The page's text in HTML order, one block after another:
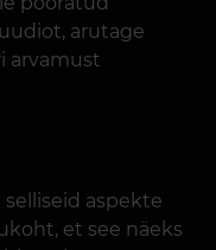
arutage
arvamust
selliseid aspekte
et see näeks